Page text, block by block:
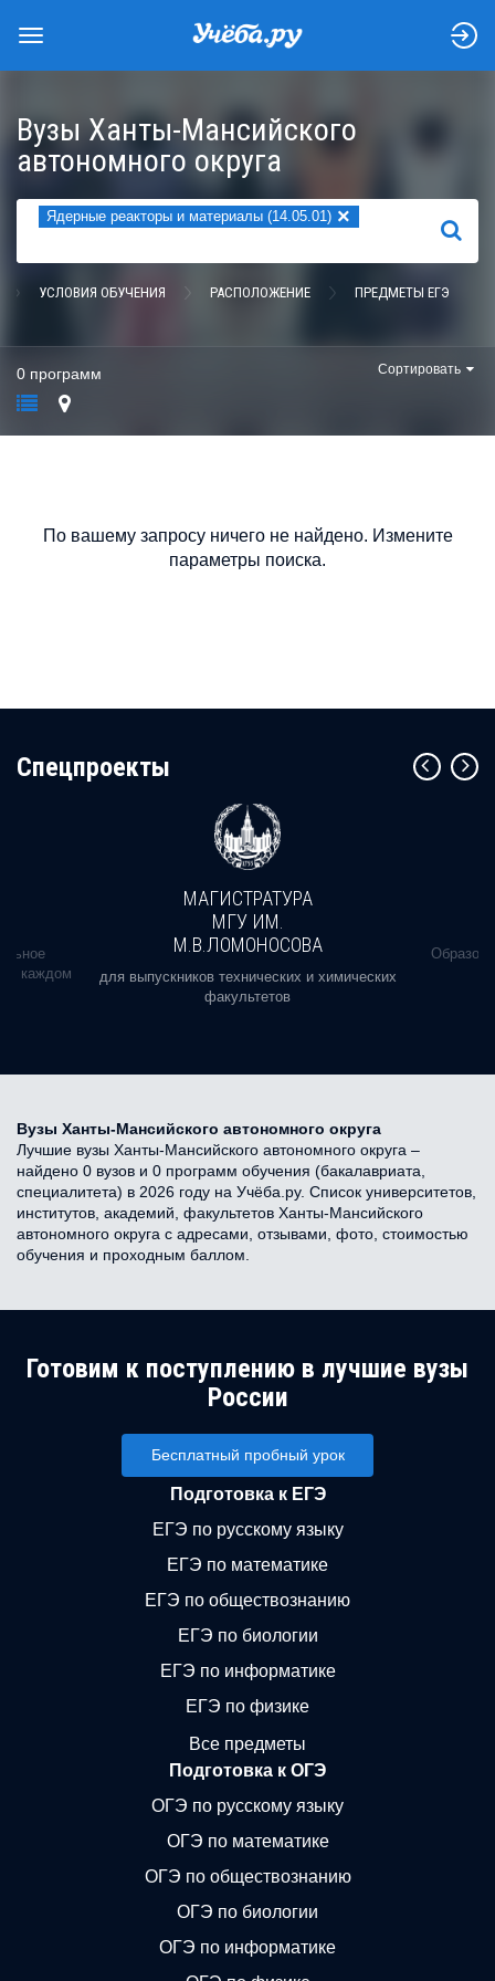
Вузы Ханты-Мансийского
автономного округа
Ядерные реакторы и материалы (14.05.01) ×
НАЙТИ
УСЛОВИЯ ОБУЧЕНИЯ РАСПОЛОЖЕНИЕ ПРЕДМЕТЫ ЕГЭ
0 программ Сортировать
По вашему запросу ничего не найдено. Измените
параметры поиска.
Cпецпроекты
в каждом
МАГИСТРАТУРА
МГУ ИМ.
М.В.ЛОМОНОСОВА
для выпускников технических и химических
факультетов
Вузы Ханты-Мансийского автономного округа
Лучшие вузы Ханты-Мансийского автономного округа –
найдено 0 вузов и 0 программ обучения (бакалавриата,
специалитета) в 2026 году на Учёба.ру. Список университетов,
институтов, академий, факультетов Ханты-Мансийского
автономного округа с адресами, отзывами, фото, стоимостью
обучения и проходным баллом.
Готовим к поступлению в лучшие вузы
России
Бесплатный пробный урок
Подготовка к ЕГЭ
ЕГЭ по русскому языку
ЕГЭ по математике
ЕГЭ по обществознанию
ЕГЭ по биологии
ЕГЭ по информатике
ЕГЭ по физике
Все предметы
Подготовка к ОГЭ
ОГЭ по русскому языку
ОГЭ по математике
ОГЭ по обществознанию
ОГЭ по биологии
ОГЭ по информатике